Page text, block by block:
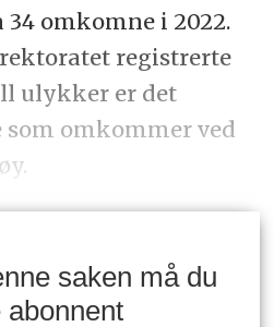
34 omkomne i 2022.
registrerte
ulykker er det
omkommer ved
saken må du